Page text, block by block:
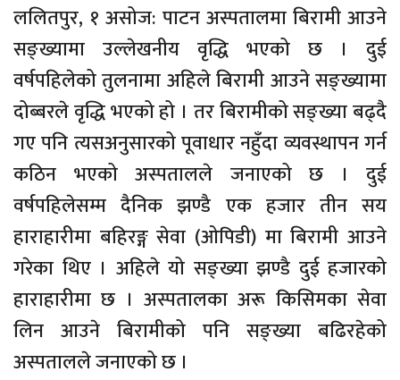
ललितपुर, १ असोज: पाटन अस्पतालमा बिरामी आउने
सङ्ख्यामा उल्लेखनीय वृद्धि भएको छ । दुई
वर्षपहिलेको तुलनामा अहिले बिरामी आउने सङ्ख्यामा
दोब्बरले वृद्धि भएको हो । तर बिरामीको सङ्ख्या बढ्दै
गए पनि त्यसअनुसारको पूवाधार नहुँदा व्यवस्थापन गर्न
कठिन भएको अस्पतालले जनाएको छ । दुई
वर्षपहिलेसम्म दैनिक झण्डै एक हजार तीन सय
हाराहारीमा बहिरङ्ग सेवा (ओपिडी) मा बिरामी आउने
गरेका थिए । अहिले यो सङ्ख्या झण्डै दुई हजारको
हाराहारीमा छ । अस्पतालका अरू किसिमका सेवा
लिन आउने बिरामीको पनि सङ्ख्या बढिरहेको
अस्पतालले जनाएको छ ।